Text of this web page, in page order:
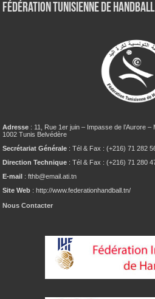
Fédération tunisienne de Handball
Adresse : 11, Rue 1er juin – Impasse de l’Aurore
1002 Tunis Belvédère
Secrétariat Générale : Tél & Fax : (+216) 71 282
Direction Technique : Tél & Fax : (+216) 71 280
E-mail : fthb@email.ati.tn
Site Web : http://www.federationhandball.tn/
Nous Contacter